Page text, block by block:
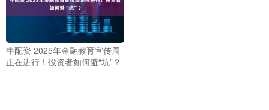
牛配资 2025年金融教育宣传周
正在进行！投资者如何避“坑”？